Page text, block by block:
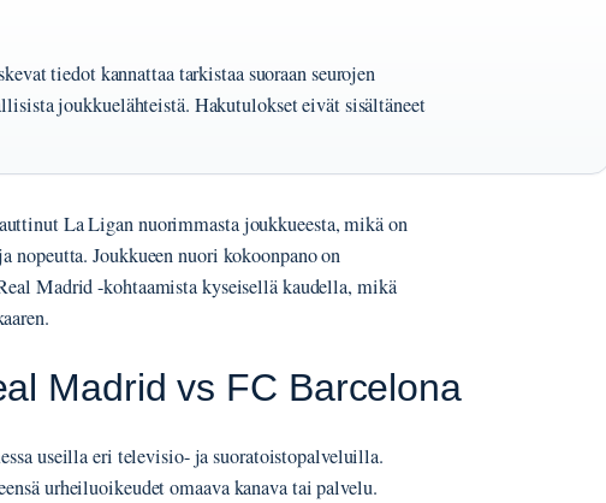
tiedot kannattaa tarkistaa suoraan seurojen
joukkuelähteistä. Hakutulokset eivät sisältäneet
La Ligan nuorimmasta joukkueesta, mikä on
nopeutta. Joukkueen nuori kokoonpano on
Madrid -kohtaamista kyseisellä kaudella, mikä
Madrid vs FC Barcelona
useilla eri televisio- ja suoratoistopalveluilla.
urheiluoikeudet omaava kanava tai palvelu.